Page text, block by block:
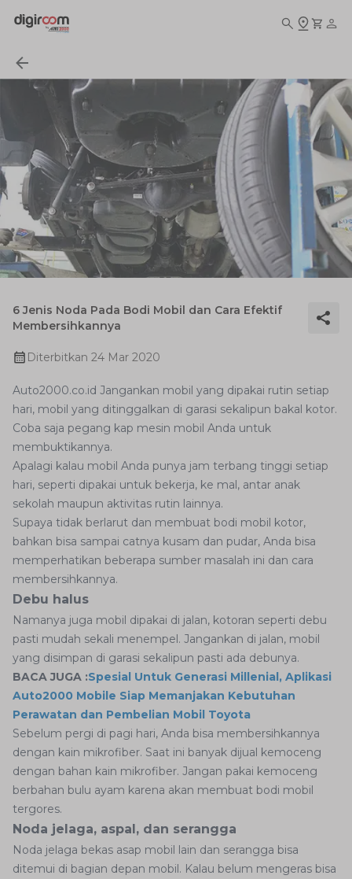
6 Jenis Noda Pada Bodi Mobil dan Cara Efektif
Membersihkannya
Diterbitkan 24 Mar 2020
Auto2000.co.id Jangankan mobil yang dipakai rutin setiap
hari, mobil yang ditinggalkan di garasi sekalipun bakal kotor.
Coba saja pegang kap mesin mobil Anda untuk
membuktikannya.
Apalagi kalau mobil Anda punya jam terbang tinggi setiap
hari, seperti dipakai untuk bekerja, ke mal, antar anak
sekolah maupun aktivitas rutin lainnya.
Supaya tidak berlarut dan membuat bodi mobil kotor,
bahkan bisa sampai catnya kusam dan pudar, Anda bisa
memperhatikan beberapa sumber masalah ini dan cara
membersihkannya.
Debu halus
Namanya juga mobil dipakai di jalan, kotoran seperti debu
pasti mudah sekali menempel. Jangankan di jalan, mobil
yang disimpan di garasi sekalipun pasti ada debunya.
BACA JUGA :Spesial Untuk Generasi Millenial, Aplikasi
Auto2000 Mobile Siap Memanjakan Kebutuhan
Perawatan dan Pembelian Mobil Toyota
Sebelum pergi di pagi hari, Anda bisa membersihkannya
dengan kain mikrofiber. Saat ini banyak dijual kemoceng
dengan bahan kain mikrofiber. Jangan pakai kemoceng
berbahan bulu ayam karena akan membuat bodi mobil
tergores.
Noda jelaga, aspal, dan serangga
Noda jelaga bekas asap mobil lain dan serangga bisa
ditemui di bagian depan mobil. Kalau belum mengeras bisa